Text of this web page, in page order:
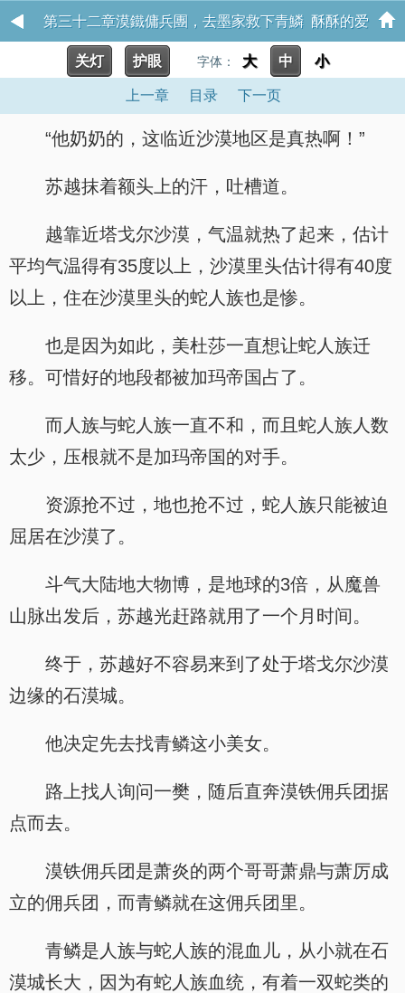
第三十二章漠鐵傭兵團，去墨家救下青鱗 酥酥的爱
关灯 护眼 字体： 大 中 小
上一章 目录 下一页
“他奶奶的，这临近沙漠地区是真热啊！”
苏越抹着额头上的汗，吐槽道。
越靠近塔戈尔沙漠，气温就热了起来，估计
平均气温得有35度以上，沙漠里头估计得有40度
以上，住在沙漠里头的蛇人族也是惨。
也是因为如此，美杜莎一直想让蛇人族迁
移。可惜好的地段都被加玛帝国占了。
而人族与蛇人族一直不和，而且蛇人族人数
太少，压根就不是加玛帝国的对手。
资源抢不过，地也抢不过，蛇人族只能被迫
屈居在沙漠了。
斗气大陆地大物博，是地球的3倍，从魔兽
山脉出发后，苏越光赶路就用了一个月时间。
终于，苏越好不容易来到了处于塔戈尔沙漠
边缘的石漠城。
他决定先去找青鳞这小美女。
路上找人询问一樊，随后直奔漠铁佣兵团据
点而去。
漠铁佣兵团是萧炎的两个哥哥萧鼎与萧厉成
立的佣兵团，而青鳞就在这佣兵团里。
青鳞是人族与蛇人族的混血儿，从小就在石
漠城长大，因为有蛇人族血统，有着一双蛇类的